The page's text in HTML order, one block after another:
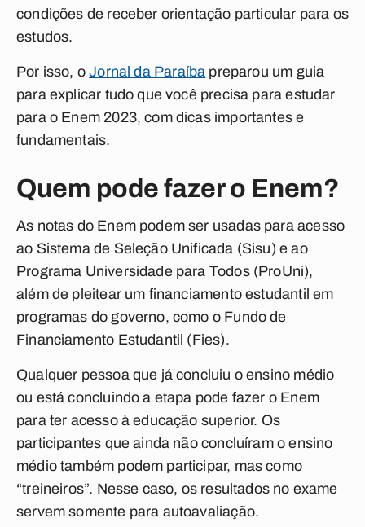
condições de receber orientação particular para os
estudos.
Por isso, oJornal da Paraíba preparou um guia
para explicar tudo que você precisa para estudar
para o Enem 2023, com dicas importantes e
fundamentais.
Quem pode fazer o Enem?
As notas do Enem podem ser usadas para acesso
ao Sistema de Seleção Unificada (Sisu) e ao
Programa Universidade para Todos (ProUni),
além de pleitear um financiamento estudantil em
programas do governo, como o Fundo de
Financiamento Estudantil (Fies).
Qualquer pessoa que já concluiu o ensino médio
ou está concluindo a etapa pode fazer o Enem
para ter acesso à educação superior. Os
participantes que ainda não concluíram o ensino
médio também podem participar, mas como
“treineiros”. Nesse caso, os resultados no exame
servem somente para autoavaliação.